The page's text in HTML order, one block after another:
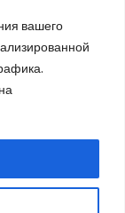
вашего
и
reserved.